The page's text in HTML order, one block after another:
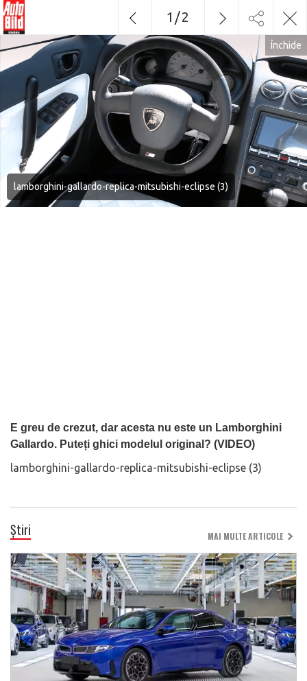
lamborghini-gallardo-replica-mitsubishi-eclipse (3)
E greu de crezut, dar acesta nu este un Lamborghini
Gallardo. Puteți ghici modelul original? (VIDEO)
lamborghini-gallardo-replica-mitsubishi-eclipse (3)
Închide
1 /2
Știri MAI MULTE ARTICOLE